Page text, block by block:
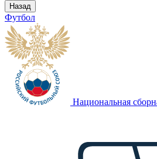
Назад
Футбол
Национальная